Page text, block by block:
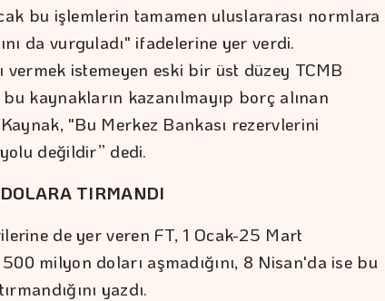
bu işlemlerin tamamen uluslararası normlara
da vurguladı" ifadelerine yer verdi.
vermek istemeyen eski bir üst düzey TCMB
kaynakların kazanılmayıp borç alınan
"Bu Merkez Bankası rezervlerini
değildir” dedi.
TIRMANDI
de yer veren FT, 1 Ocak-25 Mart
milyon doları aşmadığını, 8 Nisan'da ise bu
yazdı.